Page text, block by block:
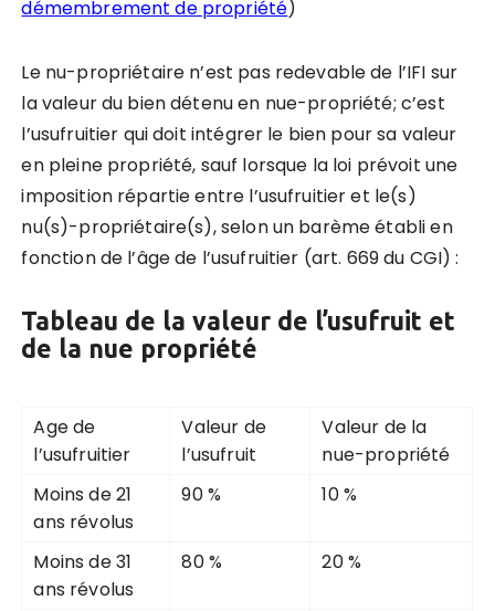
démembrement de propriété)
Le nu-propriétaire n’est pas redevable de l’IFI sur
la valeur du bien détenu en nue-propriété; c’est
l’usufruitier qui doit intégrer le bien pour sa valeur
en pleine propriété, sauf lorsque la loi prévoit une
imposition répartie entre l’usufruitier et le(s)
nu(s)-propriétaire(s), selon un barème établi en
fonction de l’âge de l’usufruitier (art. 669 du CGI) :
Tableau de la valeur de l’usufruit et
de la nue propriété
Age de
l’usufruitier
Valeur de
l’usufruit
Valeur de la
nue-propriété
Moins de 21
ans révolus
90 % 10 %
Moins de 31
ans révolus
80 % 20 %